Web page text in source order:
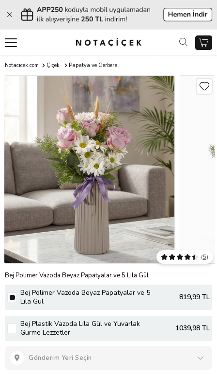
Notacicek.com Çiçek Papatya ve Gerbera
Bej Polimer Vazoda Beyaz Papatyalar ve 5 Lila Gül
(5)
Bej Polimer Vazoda Beyaz Papatyalar ve 5
Lila Gül
819,99 TL
Bej Plastik Vazoda Lila Gül ve Yuvarlak
Gurme Lezzetler
1039,98 TL
Gönderim Yeri Seçin